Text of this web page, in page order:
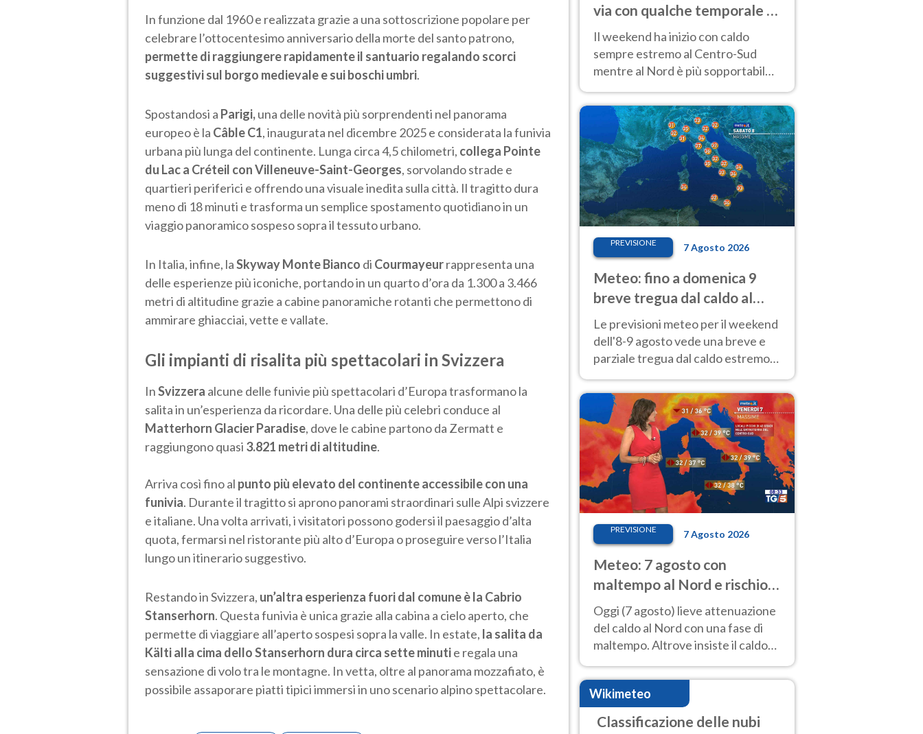
In funzione dal 1960 e realizzata grazie a una sottoscrizione popolare per
celebrare l’ottocentesimo anniversario della morte del santo patrono,
permette di raggiungere rapidamente il santuario regalando scorci
suggestivi sul borgo medievale e sui boschi umbri.
Spostandosi a Parigi,una delle novità più sorprendenti nel panorama
europeo è la Câble C1, inaugurata nel dicembre 2025 e considerata la funivia
urbana più lunga del continente. Lunga circa 4,5 chilometri, collega Pointe
du Lac a Créteil con Villeneuve-Saint-Georges, sorvolando strade e
quartieri periferici e offrendo una visuale inedita sulla città. Il tragitto dura
meno di 18 minuti e trasforma un semplice spostamento quotidiano in un
viaggio panoramico sospeso sopra il tessuto urbano.
In Italia, infine, laSkyway Monte Bianco di Courmayeurrappresenta una
delle esperienze più iconiche, portando in un quarto d’ora da 1.300 a 3.466
metri di altitudine grazie a cabine panoramiche rotanti che permettono di
ammirare ghiacciai, vette e vallate.
Gli impianti di risalita più spettacolari in Svizzera
InSvizzera alcune delle funivie più spettacolari d’Europa trasformano la
salita in un’esperienza da ricordare. Una delle più celebri conduce al
Matterhorn Glacier Paradise, dove le cabine partono da Zermatt e
raggiungono quasi 3.821 metri di altitudine.
Arriva così fino al punto più elevato del continente accessibile con una
funivia. Durante il tragitto si aprono panorami straordinari sulle Alpi svizzere
e italiane. Una volta arrivati, i visitatori possono godersi il paesaggio d’alta
quota, fermarsi nel ristorante più alto d’Europa o proseguire verso l’Italia
lungo un itinerario suggestivo.
Restando in Svizzera, un’altra esperienza fuori dal comune è la Cabrio
Stanserhorn. Questa funivia è unica grazie alla cabina a cielo aperto, che
permette di viaggiare all’aperto sospesi sopra la valle. In estate, la salita da
Kälti alla cima dello Stanserhorn dura circa sette minutie regala una
sensazione di volo tra le montagne. In vetta, oltre al panorama mozzafiato, è
possibile assaporare piatti tipici immersi in uno scenario alpino spettacolare.
via con qualche temporale e
caldo estremo al Centro-Sud
Il weekend ha inizio con caldo
sempre estremo al Centro-Sud
mentre al Nord è più sopportabile
calore sui rilievi.
PREVISIONE 7 Agosto 2026
Meteo: fino a domenica 9
breve tregua dal caldo al
Nord! Altrove calura e afa
Le previsioni meteo per il weekend
dell'8-9 agosto vede una breve e
parziale tregua dal caldo estremo
40 gradi.
PREVISIONE 7 Agosto 2026
Meteo: 7 agosto con
maltempo al Nord e rischio
nubifragi. Altrove caldo
estremo
Oggi (7 agosto) lieve attenuazione
del caldo al Nord con una fase di
maltempo. Altrove insiste il caldo
estremo con picchi di 40°C. Le
previsioni
Wikimeteo
Classificazione delle nubi